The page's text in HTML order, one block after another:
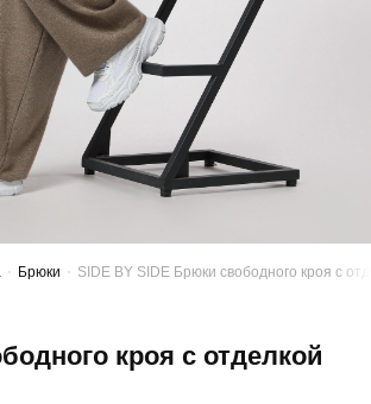
Брюки SIDE BY SIDE Брюки свободного кроя с
кроя с отделкой